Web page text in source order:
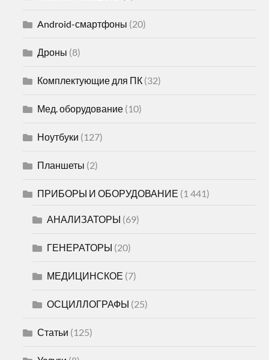
Android-смартфоны (20)
Дроны (8)
Комплектующие для ПК (32)
Мед. оборудование (10)
Ноутбуки (127)
Планшеты (2)
ПРИБОРЫ И ОБОРУДОВАНИЕ (1 441)
АНАЛИЗАТОРЫ (69)
ГЕНЕРАТОРЫ (20)
МЕДИЦИНСКОЕ (7)
ОСЦИЛЛОГРАФЫ (25)
Статьи (125)